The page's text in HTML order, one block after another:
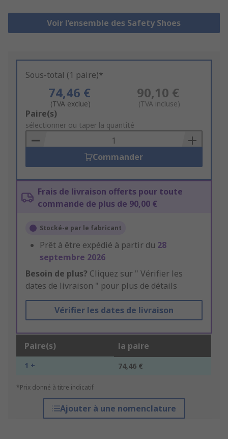
Voir l’ensemble des Safety Shoes
Sous-total (1 paire)*
74,46 €
(TVA exclue)
90,10 €
(TVA incluse)
Add
to
Basket
Paire(s)
sélectionner ou taper la quantité
Commander
Frais de livraison offerts pour toute
commande de plus de 90,00 €
Stocké-e par le fabricant
Prêt à être expédié à partir du 28
septembre 2026
Besoin de plus? Cliquez sur " Vérifier les
dates de livraison " pour plus de détails
Vérifier les dates de livraison
Paire(s) la paire
1 + 74,46 €
*Prix donné à titre indicatif
Ajouter à une nomenclature